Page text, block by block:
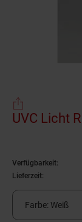
UVC Licht
Verfügbarkeit:
Lieferzeit:
Farbe: Weiß